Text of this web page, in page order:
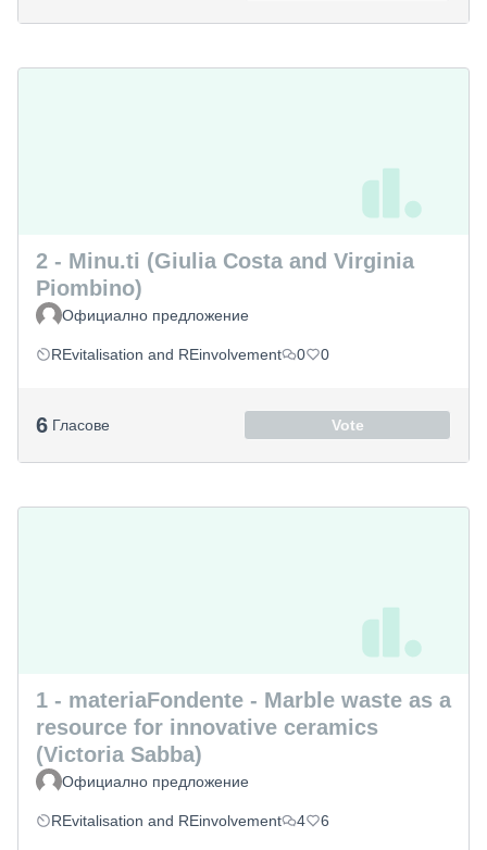
2 - Minu.ti (Giulia Costa and Virginia
Piombino)
Официално предложение
REvitalisation and REinvolvement 0 0
6 Гласове Vote
1 - materiaFondente - Marble waste as a
resource for innovative ceramics
(Victoria Sabba)
Официално предложение
REvitalisation and REinvolvement 4 6